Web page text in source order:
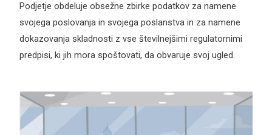
Podjetje obdeluje obsežne zbirke podatkov za namene
svojega poslovanja in svojega poslanstva in za namene
dokazovanja skladnosti z vse številnejšimi regulatornimi
predpisi, ki jih mora spoštovati, da obvaruje svoj ugled.